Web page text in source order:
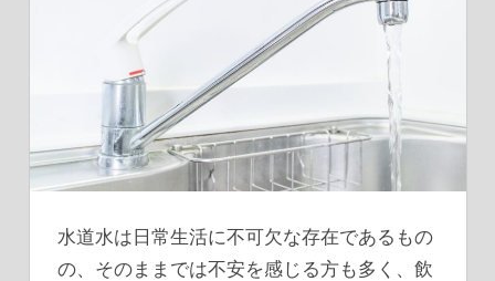
水道水は日常生活に不可欠な存在であるもの
の、そのままでは不安を感じる方も多く、飲